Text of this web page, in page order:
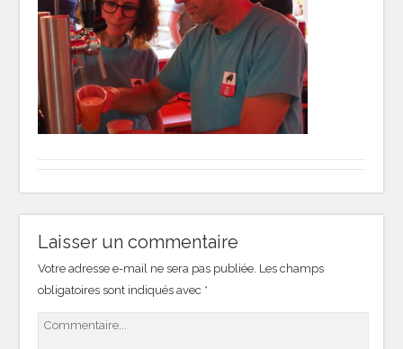
Laisser un commentaire
Votre adresse e-mail ne sera pas publiée. Les champs
obligatoires sont indiqués avec *